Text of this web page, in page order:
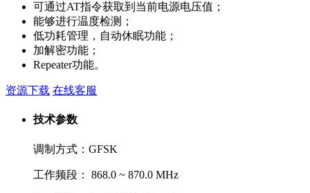
可通过AT指令获取到当前电源电压值；
能够进行温度检测；
低功耗管理，自动休眠功能；
加解密功能；
Repeater功能。
资源下载 在线客服
技术参数
调制方式：GFSK
工作频段： 868.0 ~ 870.0 MHz